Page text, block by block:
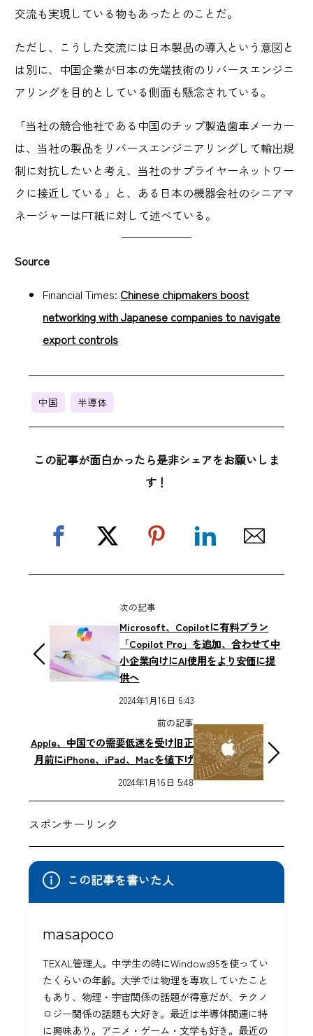
交流も実現している物もあったとのことだ。
ただし、こうした交流には日本製品の導入という意図と
は別に、中国企業が日本の先端技術のリバースエンジニ
アリングを目的としている側面も懸念されている。
「当社の競合他社である中国のチップ製造歯車メーカー
は、当社の製品をリバースエンジニアリングして輸出規
制に対抗したいと考え、当社のサプライヤーネットワー
クに接近している」と、ある日本の機器会社のシニアマ
ネージャーはFT紙に対して述べている。
Source
Financial Times: Chinese chipmakers boost
networking with Japanese companies to navigate
export controls
中国 半導体
この記事が面白かったら是非シェアをお願いしま
す！
次の記事
Microsoft、Copilotに有料プラン
「Copilot Pro」を追加、合わせて中
小企業向けにAI使用をより安価に提
供へ
2024年1月16日 6:43
前の記事
Apple、中国での需要低迷を受け旧正
月前にiPhone、iPad、Macを値下げ
2024年1月16日 5:48
スポンサーリンク
この記事を書いた人
masapoco
TEXAL管理人。中学生の時にWindows95を使ってい
たくらいの年齢。大学では物理を専攻していたこと
もあり、物理・宇宙関係の話題が得意だが、テクノ
ロジー関係の話題も大好き。最近は半導体関連に特
に興味あり。アニメ・ゲーム・文学も好き。最近の